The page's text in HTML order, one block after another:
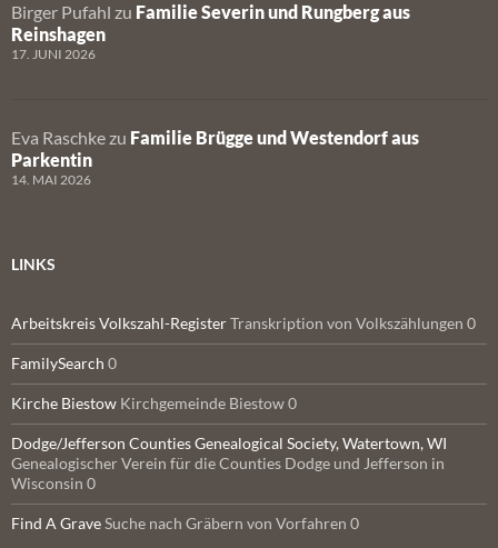
Birger Pufahl zu Familie Severin und Rungberg aus
Reinshagen
17. JUNI 2026
Eva Raschke zu Familie Brügge und Westendorf aus
Parkentin
14. MAI 2026
LINKS
Arbeitskreis Volkszahl-RegisterTranskription von Volkszählungen 0
FamilySearch 0
Kirche Biestow Kirchgemeinde Biestow 0
Dodge/Jefferson Counties Genealogical Society, Watertown, WI
Genealogischer Verein für die Counties Dodge und Jefferson in
Wisconsin 0
Find A GraveSuche nach Gräbern von Vorfahren 0